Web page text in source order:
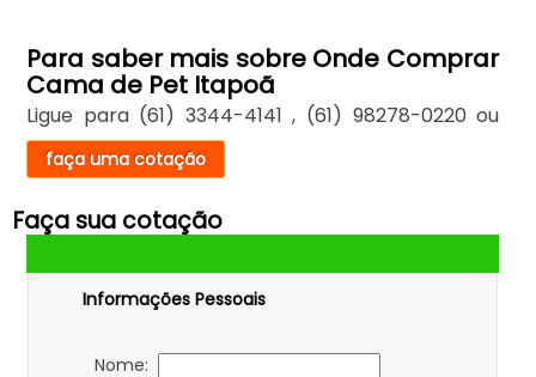
Para saber mais sobre Onde Comprar
Cama de Pet Itapoã
Ligue para (61) 3344-4141 , (61) 98278-0220 ou
faça uma cotação
Faça sua cotação
Informações Pessoais
Nome: